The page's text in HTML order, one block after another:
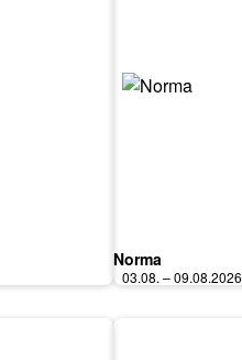
Norma
03.08. – 09.08.2026